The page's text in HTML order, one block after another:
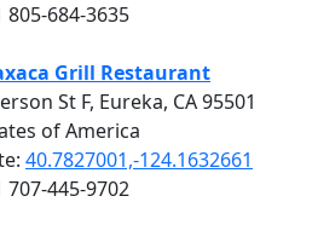
805-684-3635
Grill Restaurant
St F, Eureka, CA 95501
of America
40.7827001,-124.1632661
707-445-9702